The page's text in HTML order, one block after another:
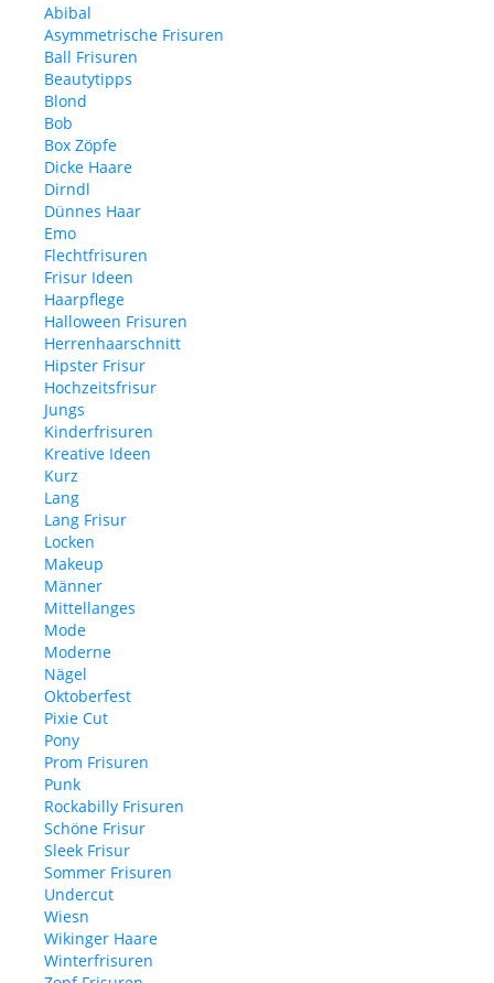
Abibal
Asymmetrische Frisuren
Ball Frisuren
Beautytipps
Blond
Bob
Box Zöpfe
Dicke Haare
Dirndl
Dünnes Haar
Emo
Flechtfrisuren
Frisur Ideen
Haarpflege
Halloween Frisuren
Herrenhaarschnitt
Hipster Frisur
Hochzeitsfrisur
Jungs
Kinderfrisuren
Kreative Ideen
Kurz
Lang
Lang Frisur
Locken
Makeup
Männer
Mittellanges
Mode
Moderne
Nägel
Oktoberfest
Pixie Cut
Pony
Prom Frisuren
Punk
Rockabilly Frisuren
Schöne Frisur
Sleek Frisur
Sommer Frisuren
Undercut
Wiesn
Wikinger Haare
Winterfrisuren